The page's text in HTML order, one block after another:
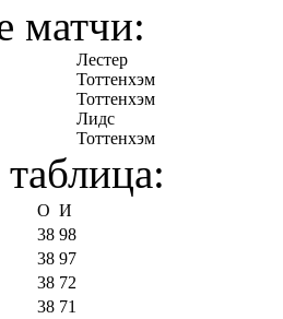
матчи:
Лестер
Тоттенхэм
Тоттенхэм
Лидс
Тоттенхэм
О И
38 98
38 97
38 72
38 71